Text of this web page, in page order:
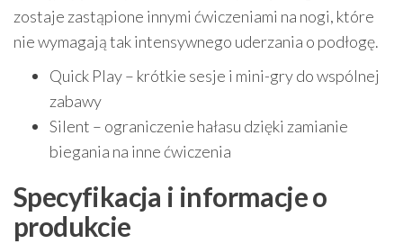
zostaje zastąpione innymi ćwiczeniami na nogi, które
nie wymagają tak intensywnego uderzania o podłogę.
Quick Play – krótkie sesje i mini-gry do wspólnej
zabawy
Silent – ograniczenie hałasu dzięki zamianie
biegania na inne ćwiczenia
Specyfikacja i informacje o
produkcie